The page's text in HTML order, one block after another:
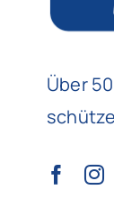
Über